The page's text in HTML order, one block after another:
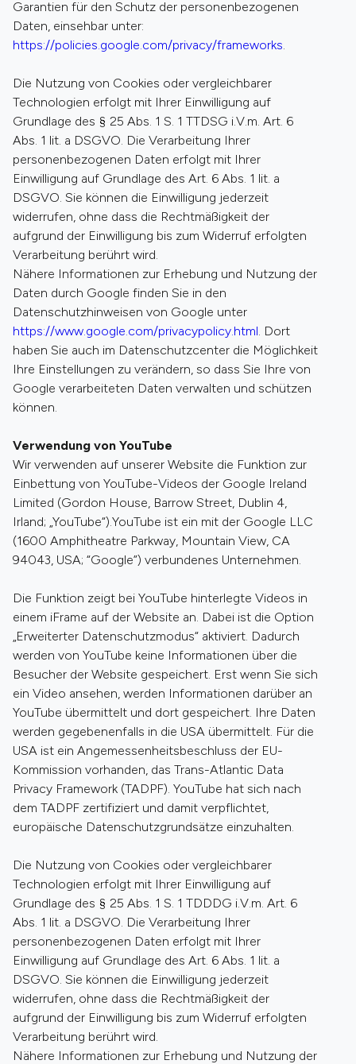
Garantien für den Schutz der personenbezogenen
Daten, einsehbar unter:
https://policies.google.com/privacy/frameworks.
Die Nutzung von Cookies oder vergleichbarer
Technologien erfolgt mit Ihrer Einwilligung auf
Grundlage des § 25 Abs. 1 S. 1 TTDSG i.V.m. Art. 6
Abs. 1 lit. a DSGVO. Die Verarbeitung Ihrer
personenbezogenen Daten erfolgt mit Ihrer
Einwilligung auf Grundlage des Art. 6 Abs. 1 lit. a
DSGVO. Sie können die Einwilligung jederzeit
widerrufen, ohne dass die Rechtmäßigkeit der
aufgrund der Einwilligung bis zum Widerruf erfolgten
Verarbeitung berührt wird.
Nähere Informationen zur Erhebung und Nutzung der
Daten durch Google finden Sie in den
Datenschutzhinweisen von Google unter
https://www.google.com/privacypolicy.html. Dort
haben Sie auch im Datenschutzcenter die Möglichkeit
Ihre Einstellungen zu verändern, so dass Sie Ihre von
Google verarbeiteten Daten verwalten und schützen
können.
Verwendung von YouTube
Wir verwenden auf unserer Website die Funktion zur
Einbettung von YouTube-Videos der Google Ireland
Limited (Gordon House, Barrow Street, Dublin 4,
Irland; „YouTube“).YouTube ist ein mit der Google LLC
(1600 Amphitheatre Parkway, Mountain View, CA
94043, USA; “Google”) verbundenes Unternehmen.
Die Funktion zeigt bei YouTube hinterlegte Videos in
einem iFrame auf der Website an. Dabei ist die Option
„Erweiterter Datenschutzmodus“ aktiviert. Dadurch
werden von YouTube keine Informationen über die
Besucher der Website gespeichert. Erst wenn Sie sich
ein Video ansehen, werden Informationen darüber an
YouTube übermittelt und dort gespeichert. Ihre Daten
werden gegebenenfalls in die USA übermittelt. Für die
USA ist ein Angemessenheitsbeschluss der EU-
Kommission vorhanden, das Trans-Atlantic Data
Privacy Framework (TADPF). YouTube hat sich nach
dem TADPF zertifiziert und damit verpflichtet,
europäische Datenschutzgrundsätze einzuhalten.
Die Nutzung von Cookies oder vergleichbarer
Technologien erfolgt mit Ihrer Einwilligung auf
Grundlage des § 25 Abs. 1 S. 1 TDDDG i.V.m. Art. 6
Abs. 1 lit. a DSGVO. Die Verarbeitung Ihrer
personenbezogenen Daten erfolgt mit Ihrer
Einwilligung auf Grundlage des Art. 6 Abs. 1 lit. a
DSGVO. Sie können die Einwilligung jederzeit
widerrufen, ohne dass die Rechtmäßigkeit der
aufgrund der Einwilligung bis zum Widerruf erfolgten
Verarbeitung berührt wird.
Nähere Informationen zur Erhebung und Nutzung der